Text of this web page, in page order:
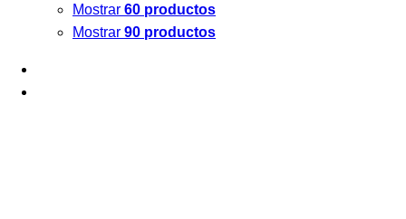
Mostrar 60 productos
Mostrar 90 productos